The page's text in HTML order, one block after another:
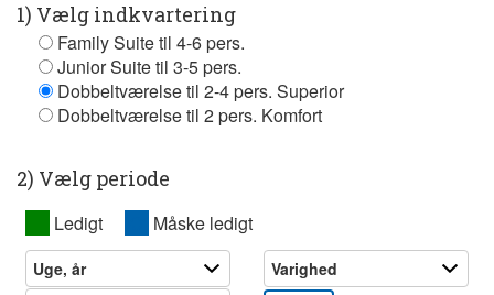
1) Vælg indkvartering
Family Suite til 4-6 pers.
Junior Suite til 3-5 pers.
Dobbeltværelse til 2-4 pers. Superior
Dobbeltværelse til 2 pers. Komfort
2) Vælg periode
Ledigt Måske ledigt